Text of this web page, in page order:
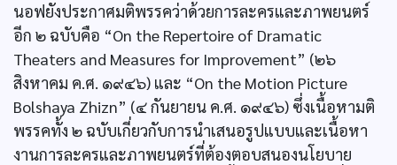
นอฟยังประกาศมติพรรคว่าด้วยการละครและภาพยนตร์
อีก ๒ ฉบับคือ “On the Repertoire of Dramatic
Theaters and Measures for Improvement” (๒๖
สิงหาคม ค.ศ. ๑๙๔๖) และ “On the Motion Picture
Bolshaya Zhizn” (๔ กันยายน ค.ศ. ๑๙๔๖) ซึ่งเนื้อหามติ
พรรคทั้ง ๒ ฉบับเกี่ยวกับการนำเสนอรูปแบบและเนื้อหา
งานการละครและภาพยนตร์ที่ต้องตอบสนองนโยบาย